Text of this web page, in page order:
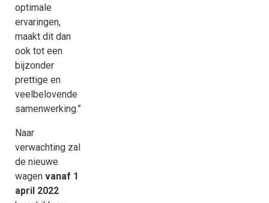
optimale
ervaringen,
maakt dit dan
ook tot een
bijzonder
prettige en
veelbelovende
samenwerking.”
Naar
verwachting zal
de nieuwe
wagen vanaf 1
april 2022